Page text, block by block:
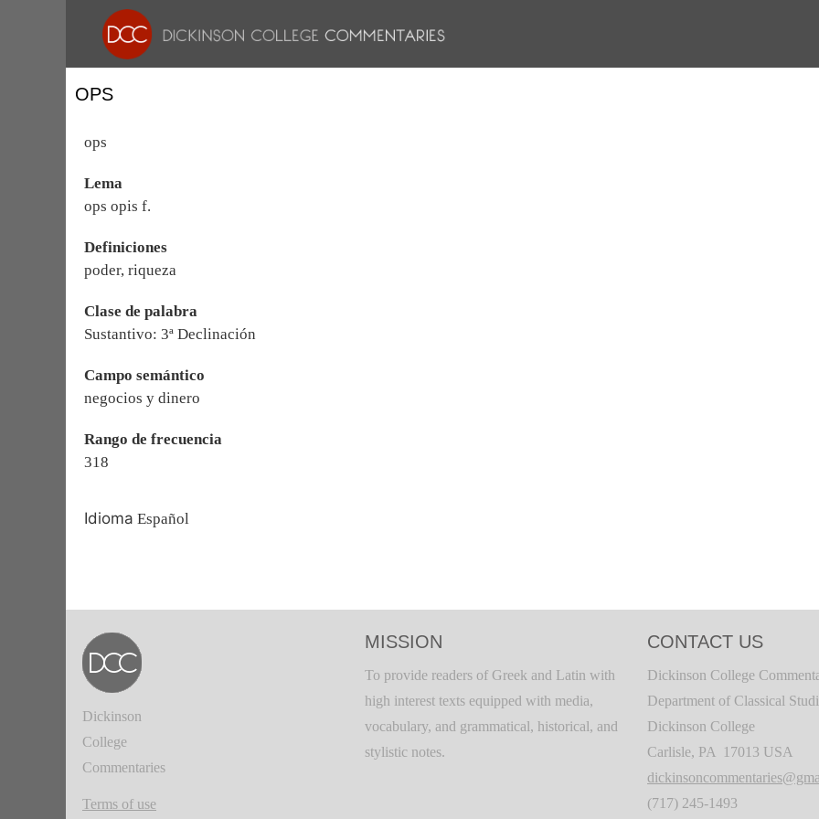
OPS
ops
Lema
ops opis f.
Definiciones
poder, riqueza
Clase de palabra
Sustantivo: 3ª Declinación
Campo semántico
negocios y dinero
Rango de frecuencia
318
Idioma Español
Dickinson
College
Commentaries
Terms of use
MISSION
To provide readers of Greek and Latin with
high interest texts equipped with media,
vocabulary, and grammatical, historical, and
stylistic notes.
CONTACT US
Dickinson College
Department of Classical
Dickinson College
Carlisle, PA 17013 USA
(717) 245-1493